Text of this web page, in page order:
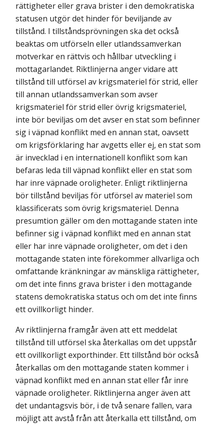
rättigheter eller grava brister i den demokratiska
statusen utgör det hinder för beviljande av
tillstånd. I tillståndsprövningen ska det också
beaktas om utförseln eller utlandssamverkan
motverkar en rättvis och hållbar utveckling i
mottagarlandet. Riktlinjerna anger vidare att
tillstånd till utförsel av krigsmateriel för strid, eller
till annan utlandssamverkan som avser
krigsmateriel för strid eller övrig krigsmateriel,
inte bör beviljas om det avser en stat som befinner
sig i väpnad konflikt med en annan stat, oavsett
om krigsförklaring har avgetts eller ej, en stat som
är invecklad i en internationell konflikt som kan
befaras leda till väpnad konflikt eller en stat som
har inre väpnade oroligheter. Enligt riktlinjerna
bör tillstånd beviljas för utförsel av materiel som
klassificerats som övrig krigsmateriel. Denna
presumtion gäller om den mottagande staten inte
befinner sig i väpnad konflikt med en annan stat
eller har inre väpnade oroligheter, om det i den
mottagande staten inte förekommer allvarliga och
omfattande kränkningar av mänskliga rättigheter,
om det inte finns grava brister i den mottagande
statens demokratiska status och om det inte finns
ett ovillkorligt hinder.
Av riktlinjerna framgår även att ett meddelat
tillstånd till utförsel ska återkallas om det uppstår
ett ovillkorligt exporthinder. Ett tillstånd bör också
återkallas om den mottagande staten kommer i
väpnad konflikt med en annan stat eller får inre
väpnade oroligheter. Riktlinjerna anger även att
det undantagsvis bör, i de två senare fallen, vara
möjligt att avstå från att återkalla ett tillstånd, om